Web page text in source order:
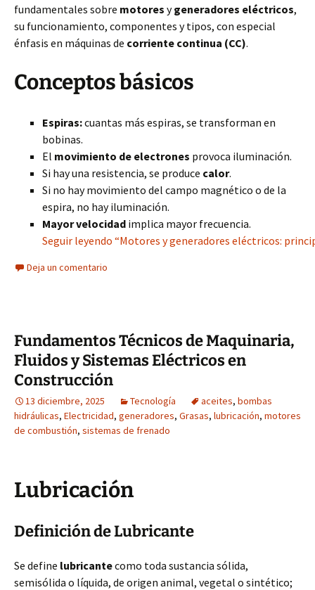
fundamentales sobre motores ygeneradores eléctricos,
su funcionamiento, componentes y tipos, con especial
énfasis en máquinas de corriente continua (CC).
Conceptos básicos
Espiras:cuantas más espiras, se transforman en
bobinas.
El movimiento de electrones provoca iluminación.
Si hay una resistencia, se produce calor.
Si no hay movimiento del campo magnético o de la
espira, no hay iluminación.
Mayor velocidad implica mayor frecuencia.
Seguir leyendo “Motores y generadores eléctricos:
Deja un comentario
Fundamentos Técnicos de Maquinaria,
Fluidos y Sistemas Eléctricos en
Construcción
13 diciembre, 2025 Tecnología aceites, bombas
hidráulicas, Electricidad, generadores, Grasas, lubricación, motores
de combustión, sistemas de frenado
Lubricación
Definición de Lubricante
Se define lubricantecomo toda sustancia sólida,
semisólida o líquida, de origen animal, vegetal o sintético;